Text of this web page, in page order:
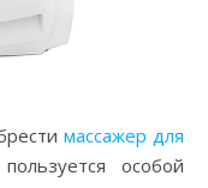
массажер для
особой